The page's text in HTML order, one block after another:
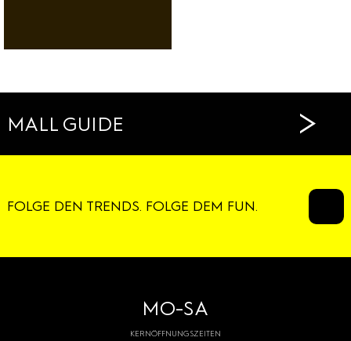
MALL GUIDE >
FOLGE DEN TRENDS. FOLGE DEM FUN.
MO-SA
KERNÖFFNUNGSZEITEN